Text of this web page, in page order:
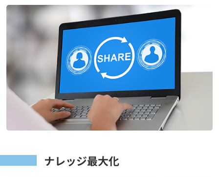
ナレッジ最大化